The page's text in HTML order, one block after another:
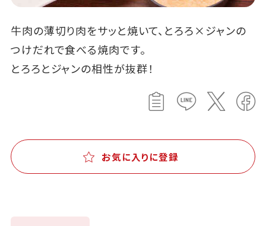
牛肉の薄切り肉をサッと焼いて、とろろ×ジャンの
つけだれで食べる焼肉です。
とろろとジャンの相性が抜群！
お気に入りに登録